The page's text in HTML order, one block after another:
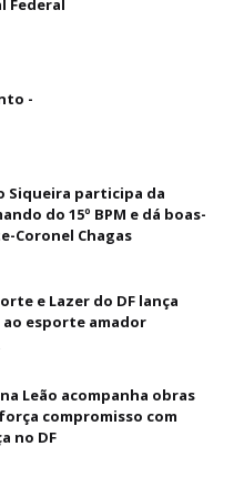
-
Siqueira participa da
do 15º BPM e dá boas-
Coronel Chagas
e Lazer do DF lança
esporte amador
Leão acompanha obras
compromisso com
no DF